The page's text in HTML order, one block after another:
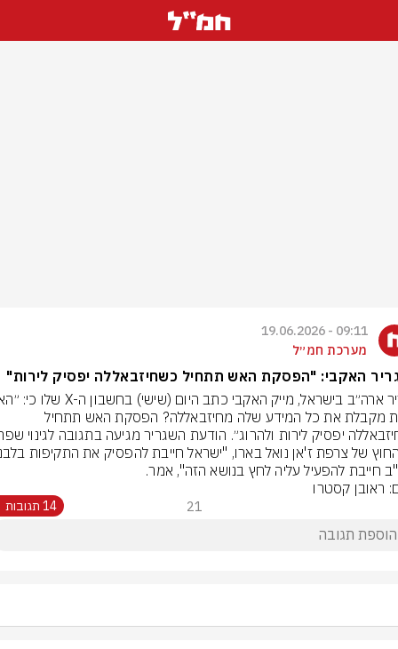
09:11 - 19.06.2026
מערכת חמ״ל
האקבי: "הפסקת האש תתחיל כשחיזבאללה יפסיק לירות"
צרפת מקבלת את כל המידע שלה מחיזבאללה? הפסקת האש תתחיל
חייבת להפעיל עליה לחץ בנושא הזה", אמר.
ראובן קסטרו
21 14 תגובות